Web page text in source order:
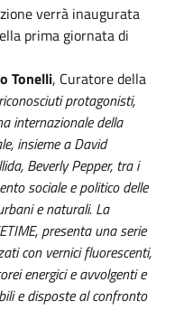
verrà inaugurata
prima giornata di
Tonelli, Curatore della
protagonisti,
internazionale della
insieme a David
Beverly Pepper, tra i
sociale e politico delle
e naturali. La
presenta una serie
con vernici fluorescenti,
energici e avvolgenti e
e disposte al confronto